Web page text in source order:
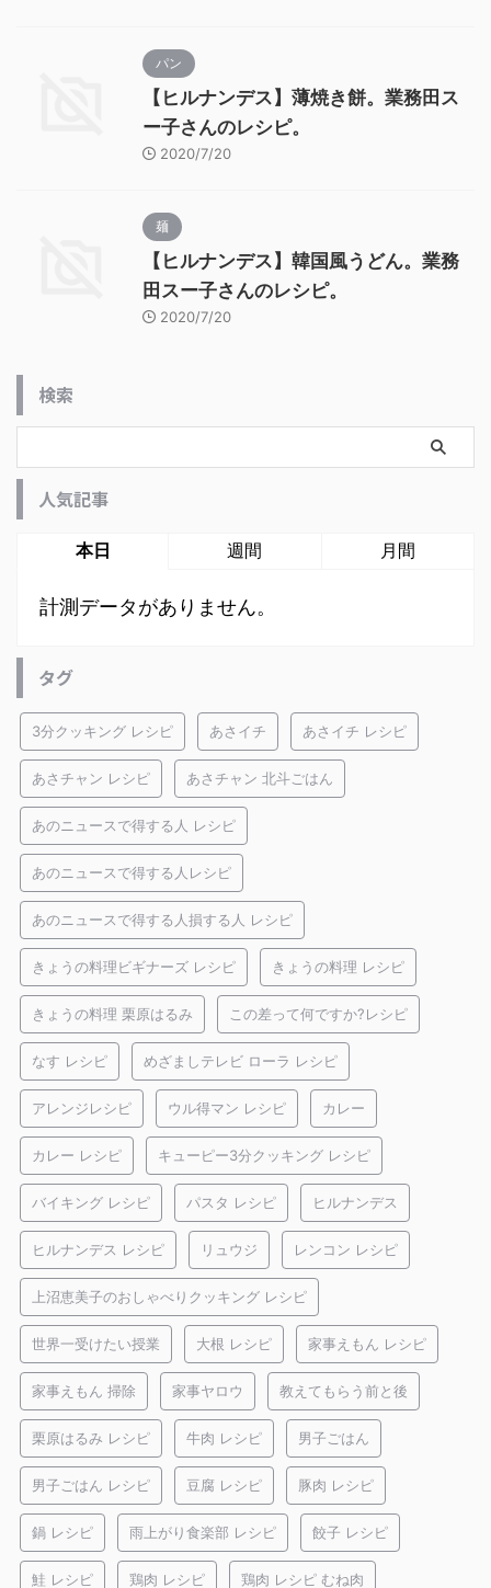
パン
【ヒルナンデス】薄焼き餅。業務田ス
ー子さんのレシピ。
2020/7/20
麺
【ヒルナンデス】韓国風うどん。業務
田スー子さんのレシピ。
2020/7/20
検索
人気記事
本日 週間 月間
計測データがありません。
タグ
3分クッキング レシピ あさイチ あさイチ レシピ
あさチャン レシピ あさチャン 北斗ごはん
あのニュースで得する人 レシピ
あのニュースで得する人レシピ
あのニュースで得する人損する人 レシピ
きょうの料理ビギナーズ レシピ きょうの料理 レシピ
きょうの料理 栗原はるみ この差って何ですか?レシピ
なす レシピ めざましテレビ ローラ レシピ
アレンジレシピ ウル得マン レシピ カレー
カレー レシピ キューピー3分クッキング レシピ
バイキング レシピ パスタ レシピ ヒルナンデス
ヒルナンデス レシピ リュウジ レンコン レシピ
上沼恵美子のおしゃべりクッキング レシピ
世界一受けたい授業 大根 レシピ 家事えもん レシピ
家事えもん 掃除 家事ヤロウ 教えてもらう前と後
栗原はるみ レシピ 牛肉 レシピ 男子ごはん
男子ごはん レシピ 豆腐 レシピ 豚肉 レシピ
鍋 レシピ 雨上がり食楽部 レシピ 餃子 レシピ
鮭 レシピ 鶏肉 レシピ 鶏肉 レシピ むね肉